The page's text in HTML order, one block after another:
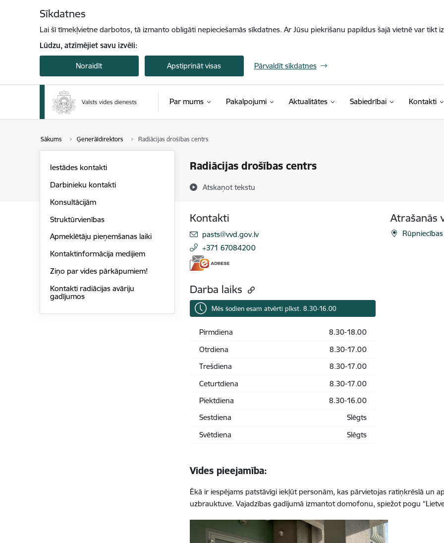
Sīkdatnes
Lai šī tīmekļvietne darbotos, tā izmanto obligāti nepieciešamās sīkdatnes. Ar Jūsu piekrišanu papildus šajā vietnē var tikt
Lūdzu, atzīmējiet savu izvēli:
Noraidīt Apstiprināt visas Pārvaldīt sīkdatnes
Par mums Pakalpojumi Aktualitātes Sabiedrībai Kontakti
Sākums Ģenerāldirektors Radiācijas drošības centrs
Radiācijas drošības centrs
Atskaņot tekstu
Iestādes kontakti
Darbinieku kontakti
Konsultācijām
Struktūrvienības
Apmeklētāju pieņemšanas laiki
Kontaktinformācija medijiem
Ziņo par vides pārkāpumiem!
Kontakti radiācijas avāriju
gadījumos
Kontakti
E-pasts:
pasts@vvd.gov.lv
+371 67084200
Atrašanās
Darba laiks
Mēs šodien esam atvērti plkst. 8.30-16.00
Pirmdiena
8.30-18.00
Otrdiena
8.30-17.00
Trešdiena
8.30-17.00
Ceturtdiena
8.30-17.00
Piektdiena
8.30-16.00
Sestdiena
Slēgts
Svētdiena
Slēgts
Vides pieejamība:
Ēkā ir iespējams patstāvīgi iekļūt personām, kas pārvietojas ratiņkrēslā un
uzbrauktuve. Vajadzības gadījumā izmantot domofonu, spiežot pogu